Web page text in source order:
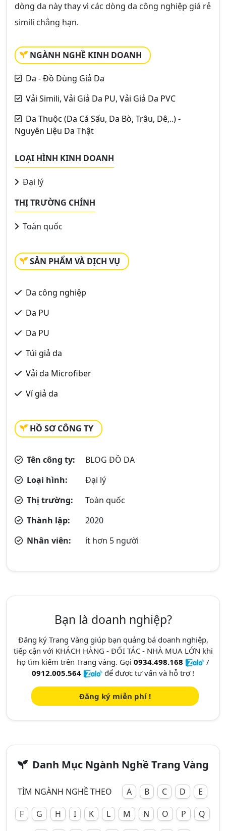
dòng da này thay vì các dòng da công nghiệp giá rẻ
simili chẳng hạn.
NGÀNH NGHỀ KINH DOANH
Da - Đồ Dùng Giả Da
Vải Simili, Vải Giả Da PU, Vải Giả Da PVC
Da Thuộc (Da Cá Sấu, Da Bò, Trâu, Dê,..) -
Nguyên Liệu Da Thật
LOẠI HÌNH KINH DOANH
Đại lý
THỊ TRƯỜNG CHÍNH
Toàn quốc
SẢN PHẨM VÀ DỊCH VỤ
Da công nghiệp
Da PU
Da PU
Túi giả da
Vải da Microfiber
Ví giả da
HỒ SƠ CÔNG TY
Tên công ty:
BLOG ĐỒ DA
Loại hình:
Đại lý
Thị trường:
Toàn quốc
Thành lập:
2020
Nhân viên:
ít hơn 5 người
Bạn là doanh nghiệp?
Đăng ký Trang Vàng giúp bạn quảng bá doanh nghiệp,
tiếp cận với KHÁCH HÀNG - ĐỐI TÁC - NHÀ MUA LỚN khi
họ tìm kiếm trên Trang vàng. Gọi 0934.498.168
/
0912.005.564
để được tư vấn và hỗ trợ !
Đăng ký miễn phí !
Danh Mục Ngành Nghề Trang Vàng
TÌM NGÀNH NGHỀ THEO A B C D
E
F
G H I K L M N O P
Q